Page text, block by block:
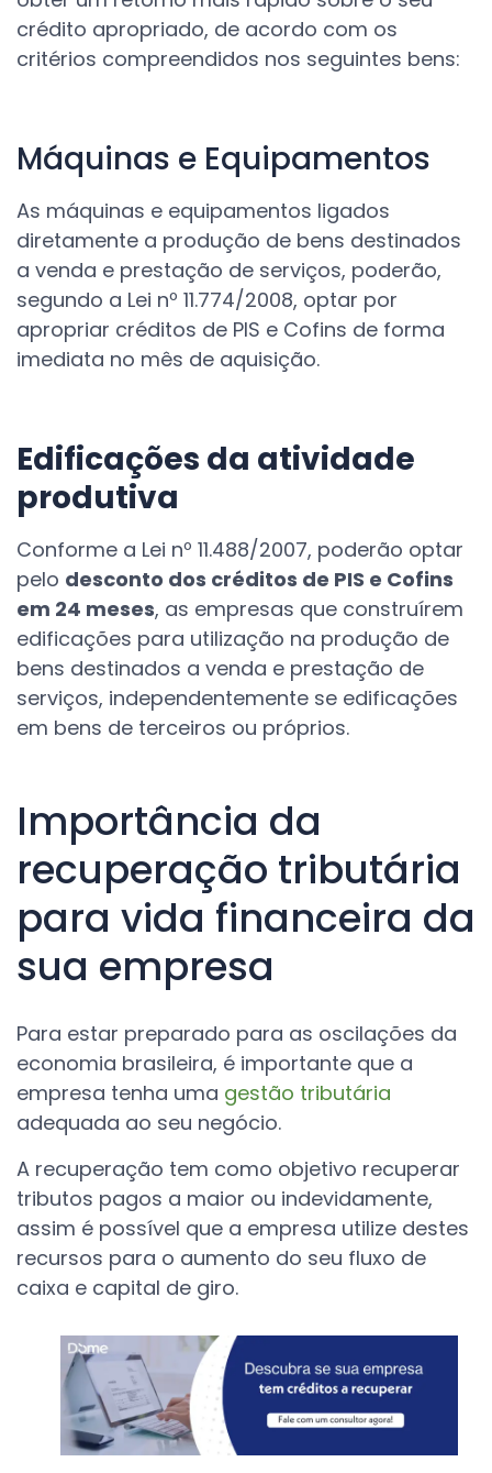
crédito apropriado, de acordo com os
critérios compreendidos nos seguintes bens:
Máquinas e Equipamentos
As máquinas e equipamentos ligados
diretamente a produção de bens destinados
a venda e prestação de serviços, poderão,
segundo a Lei nº 11.774/2008, optar por
apropriar créditos de PIS e Cofins de forma
imediata no mês de aquisição.
Edificações da atividade
produtiva
Conforme a Lei nº 11.488/2007, poderão optar
pelo desconto dos créditos de PIS e Cofins
em 24 meses, as empresas que construírem
edificações para utilização na produção de
bens destinados a venda e prestação de
serviços, independentemente se edificações
em bens de terceiros ou próprios.
Importância da
recuperação tributária
para vida financeira da
sua empresa
Para estar preparado para as oscilações da
economia brasileira, é importante que a
empresa tenha uma gestão tributária
adequada ao seu negócio.
A recuperação tem como objetivo recuperar
tributos pagos a maior ou indevidamente,
assim é possível que a empresa utilize destes
recursos para o aumento do seu fluxo de
caixa e capital de giro.